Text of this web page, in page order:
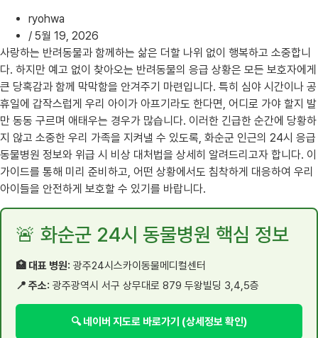
ryohwa
/ 5월 19, 2026
사랑하는 반려동물과 함께하는 삶은 더할 나위 없이 행복하고 소중합니
다. 하지만 예고 없이 찾아오는 반려동물의 응급 상황은 모든 보호자에게
큰 당혹감과 함께 막막함을 안겨주기 마련입니다. 특히 심야 시간이나 공
휴일에 갑작스럽게 우리 아이가 아프기라도 한다면, 어디로 가야 할지 발
만 동동 구르며 애태우는 경우가 많습니다. 이러한 긴급한 순간에 당황하
지 않고 소중한 우리 가족을 지켜낼 수 있도록, 화순군 인근의 24시 응급
동물병원 정보와 위급 시 비상 대처법을 상세히 알려드리고자 합니다. 이
가이드를 통해 미리 준비하고, 어떤 상황에서도 침착하게 대응하여 우리
아이들을 안전하게 보호할 수 있기를 바랍니다.
🚨 화순군 24시 동물병원 핵심 정보
🏥 대표 병원: 광주24시스카이동물메디컬센터
📍 주소: 광주광역시 서구 상무대로 879 두왕빌딩 3,4,5층
🔍 네이버 지도로 바로가기 (상세정보 확인)